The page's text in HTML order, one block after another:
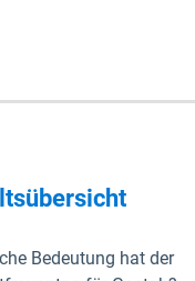
Bedeutung hat der